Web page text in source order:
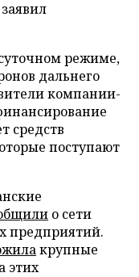
режиме,
дальнего
компании-
средств
поступают
о сети
предприятий.
крупные
этих